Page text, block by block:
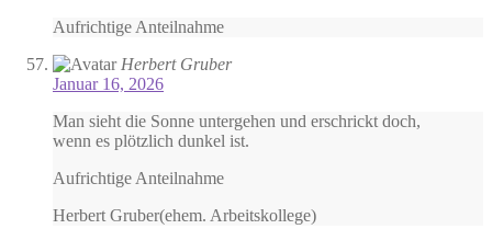
Aufrichtige Anteilnahme
Herbert Gruber
Januar 16, 2026
Man sieht die Sonne untergehen und erschrickt doch,
wenn es plötzlich dunkel ist.
Aufrichtige Anteilnahme
Herbert Gruber(ehem. Arbeitskollege)